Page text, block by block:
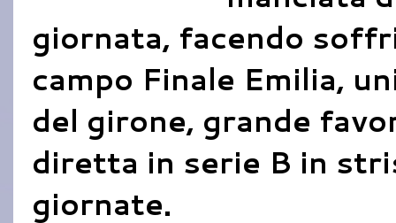
giornata, facendo
campo Finale Emilia,
del girone, grande
diretta in serie B in
giornate.